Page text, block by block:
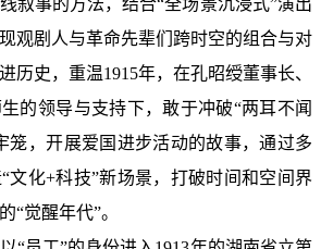
观剧人与革命先辈们跨时空的组合与对
历史，重温1915年，在孔昭绶董事长、
的领导与支持下，敢于冲破“两耳不闻
笼，开展爱国进步活动的故事，通过多
“文化+科技”新场景，打破时间和空间界
“觉醒年代”。